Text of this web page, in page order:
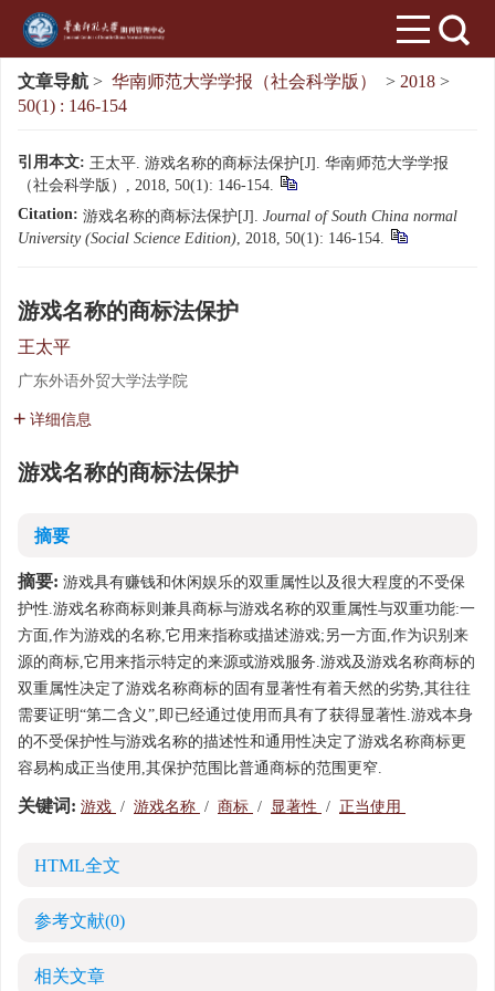
文章导航 > 华南师范大学学报（社会科学版） > 2018 >
50(1) : 146-154
引用本文: 王太平. 游戏名称的商标法保护[J]. 华南师范大学学报
（社会科学版）, 2018, 50(1): 146-154.
Citation: 游戏名称的商标法保护[J]. Journal of South China normal
University (Social Science Edition), 2018, 50(1): 146-154.
游戏名称的商标法保护
王太平
广东外语外贸大学法学院
详细信息
游戏名称的商标法保护
摘要
摘要: 游戏具有赚钱和休闲娱乐的双重属性以及很大程度的不受保
护性.游戏名称商标则兼具商标与游戏名称的双重属性与双重功能:一
方面,作为游戏的名称,它用来指称或描述游戏;另一方面,作为识别来
源的商标,它用来指示特定的来源或游戏服务.游戏及游戏名称商标的
双重属性决定了游戏名称商标的固有显著性有着天然的劣势,其往往
需要证明“第二含义”,即已经通过使用而具有了获得显著性.游戏本身
的不受保护性与游戏名称的描述性和通用性决定了游戏名称商标更
容易构成正当使用,其保护范围比普通商标的范围更窄.
关键词: 游戏 / 游戏名称 / 商标 / 显著性 / 正当使用
HTML全文
参考文献(0)
相关文章